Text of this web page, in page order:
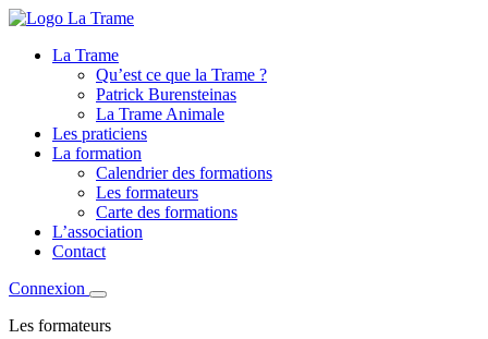
La Trame
Qu’est ce que la Trame ?
Patrick Burensteinas
La Trame Animale
Les praticiens
La formation
Calendrier des formations
Les formateurs
Carte des formations
L’association
Contact
Connexion
Les formateurs